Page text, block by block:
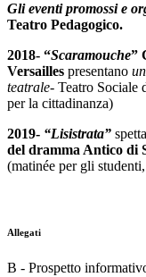
Gli eventi promossi e
Teatro Pedagogico.
2018- “Scaramouche”
Versailles presentano
teatrale- Teatro Sociale
per la cittadinanza)
2019- “Lisistrata”
del dramma Antico di
(matinée per gli
Allegati
B - Prospetto